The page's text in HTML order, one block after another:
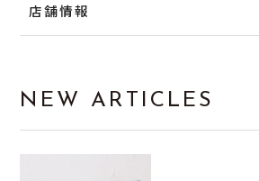
店舗情報
NEW ARTICLES